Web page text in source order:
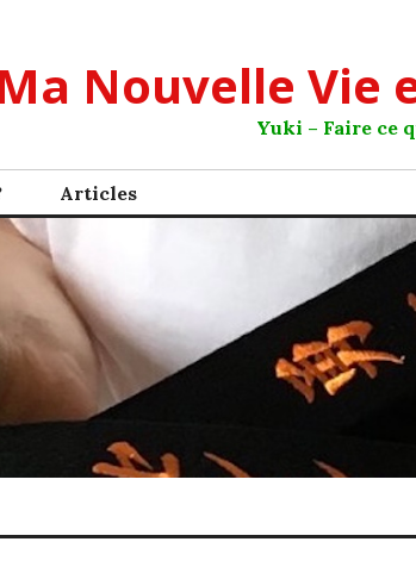
Ma Nouvelle Vie
Yuki – Faire ce
Articles